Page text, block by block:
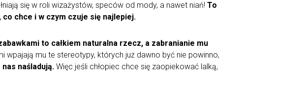
się w roli wizażystów, speców od mody, a nawet niań! To
chce i w czym czuje się najlepiej.
to całkiem naturalna rzecz, a zabranianie mu
wpajają mu te stereotypy, których już dawno być nie powinno,
naśladują. Więc jeśli chłopiec chce się zaopiekować lalką,